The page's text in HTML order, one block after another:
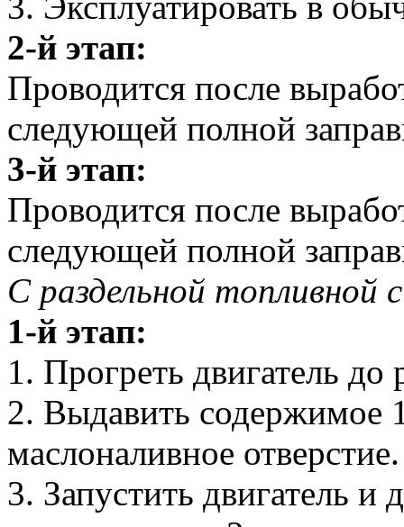
2-й этап:
Проводится после
следующей полной
3-й этап:
Проводится после
следующей полной
С раздельной топливной
1-й этап:
1. Прогреть двигатель
2. Выдавить содержимое
маслоналивное отверстие.
3. Запустить двигатель и